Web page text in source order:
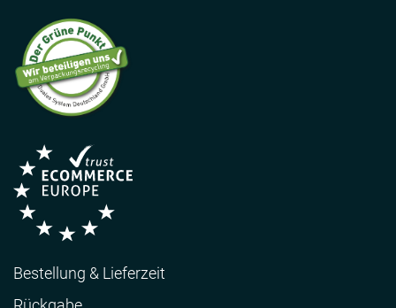
Bestellung & Lieferzeit